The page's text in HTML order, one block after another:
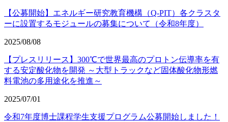
【公募開始】エネルギー研究教育機構（Q-PIT）各クラスタ
ーに設置するモジュールの募集について（令和8年度）
2025/08/08
【プレスリリース】300℃で世界最高のプロトン伝導率を有
する安定酸化物を開発 ～大型トラックなど固体酸化物形燃
料電池の多用途化を推進～
2025/07/01
令和7年度博士課程学生支援プログラム公募開始しました！